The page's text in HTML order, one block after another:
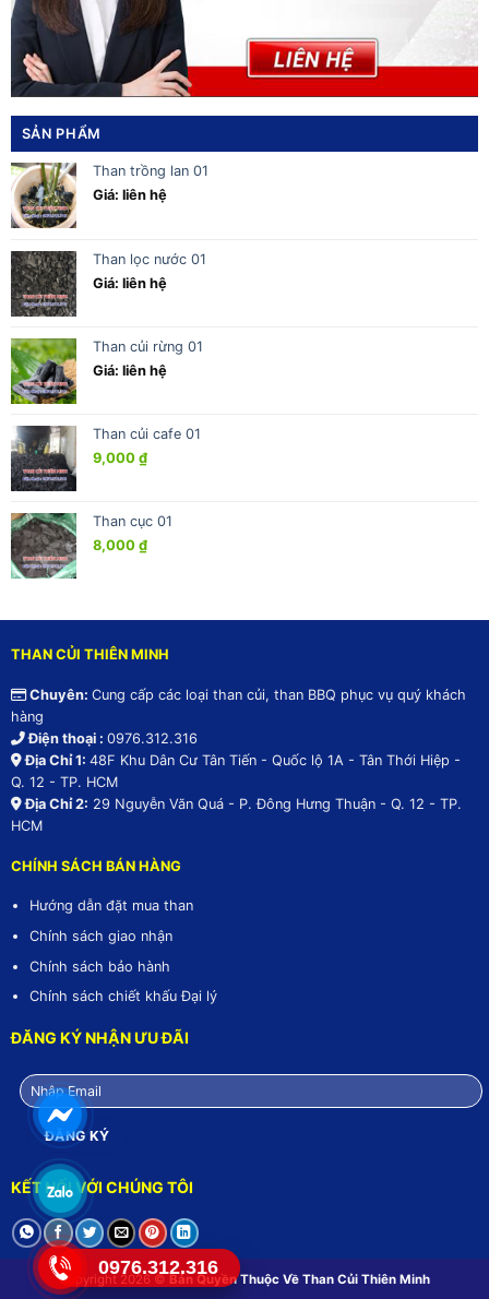
SẢN PHẨM
Than trồng lan 01
Giá: liên hệ
Than lọc nước 01
Giá: liên hệ
Than củi rừng 01
Giá: liên hệ
Than củi cafe 01
9,000 ₫
Than cục 01
8,000 ₫
THAN CỦI THIÊN MINH
Chuyên: Cung cấp các loại than củi, than BBQ phục vụ quý khách
hàng
Điện thoại : 0976.312.316
Địa Chỉ 1: 48F Khu Dân Cư Tân Tiến - Quốc lộ 1A - Tân Thới Hiệp -
Q. 12 - TP. HCM
Địa Chỉ 2: 29 Nguyễn Văn Quá - P. Đông Hưng Thuận - Q. 12 - TP.
HCM
CHÍNH SÁCH BÁN HÀNG
Hướng dẫn đặt mua than
Chính sách giao nhận
Chính sách bảo hành
Chính sách chiết khấu Đại lý
ĐĂNG KÝ NHẬN ƯU ĐÃI
KẾT NỐI VỚI CHÚNG TÔI
Copyright 2026 © Bản Quyền Thuộc Về Than Củi Thiên Minh
0976.312.316